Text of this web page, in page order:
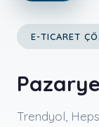
E-TICARET
Trendyol,